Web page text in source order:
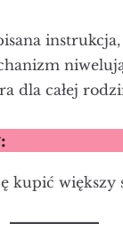
instrukcja,
dla całej
kupić większy